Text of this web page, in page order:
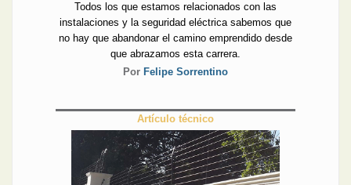
Todos los que estamos relacionados con las
instalaciones y la seguridad eléctrica sabemos que
no hay que abandonar el camino emprendido desde
que abrazamos esta carrera.
Por Felipe Sorrentino
Artículo técnico